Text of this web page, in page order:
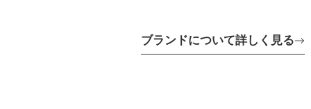
ブランドについて詳しく見る